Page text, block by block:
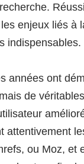
enjeux liés à
indispensables.
années ont
de
attentivement
ou Moz, et